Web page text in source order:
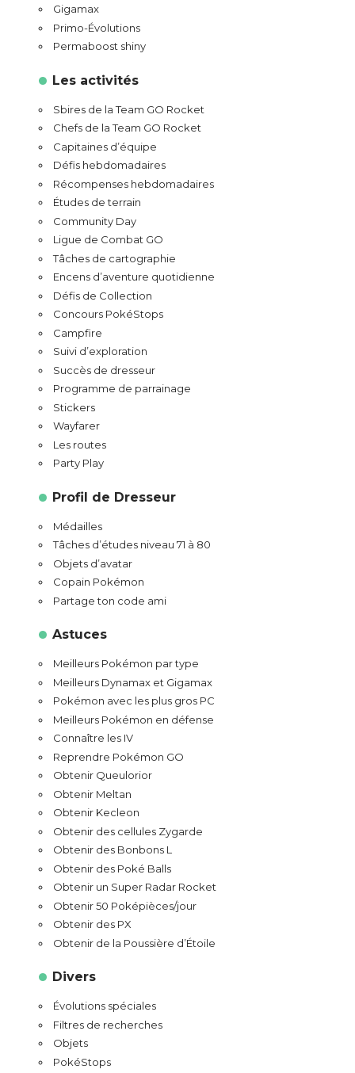
Gigamax
Primo-Évolutions
Permaboost shiny
Les activités
Sbires de la Team GO Rocket
Chefs de la Team GO Rocket
Capitaines d’équipe
Défis hebdomadaires
Récompenses hebdomadaires
Études de terrain
Community Day
Ligue de Combat GO
Tâches de cartographie
Encens d’aventure quotidienne
Défis de Collection
Concours PokéStops
Campfire
Suivi d’exploration
Succès de dresseur
Programme de parrainage
Stickers
Wayfarer
Les routes
Party Play
Profil de Dresseur
Médailles
Tâches d’études niveau 71 à 80
Objets d’avatar
Copain Pokémon
Partage ton code ami
Astuces
Meilleurs Pokémon par type
Meilleurs Dynamax et Gigamax
Pokémon avec les plus gros PC
Meilleurs Pokémon en défense
Connaître les IV
Reprendre Pokémon GO
Obtenir Queulorior
Obtenir Meltan
Obtenir Kecleon
Obtenir des cellules Zygarde
Obtenir des Bonbons L
Obtenir des Poké Balls
Obtenir un Super Radar Rocket
Obtenir 50 Poképièces/jour
Obtenir des PX
Obtenir de la Poussière d’Étoile
Divers
Évolutions spéciales
Filtres de recherches
Objets
PokéStops